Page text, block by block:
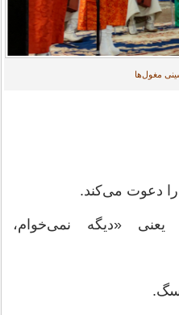
مغول‌ها
را دعوت می‌کند.
یعنی «دیگه نمی‌خوام،
سگ.